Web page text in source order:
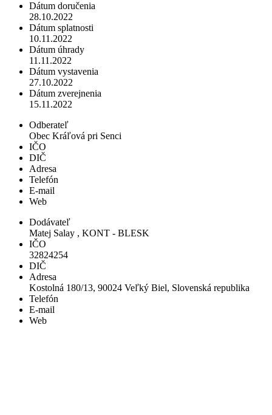
Dátum doručenia
28.10.2022
Dátum splatnosti
10.11.2022
Dátum úhrady
11.11.2022
Dátum vystavenia
27.10.2022
Dátum zverejnenia
15.11.2022
Odberateľ
Obec Kráľová pri Senci
IČO
DIČ
Adresa
Telefón
E-mail
Web
Dodávateľ
Matej Salay , KONT - BLESK
IČO
32824254
DIČ
Adresa
Kostolná 180/13, 90024 Veľký Biel, Slovenská republika
Telefón
E-mail
Web